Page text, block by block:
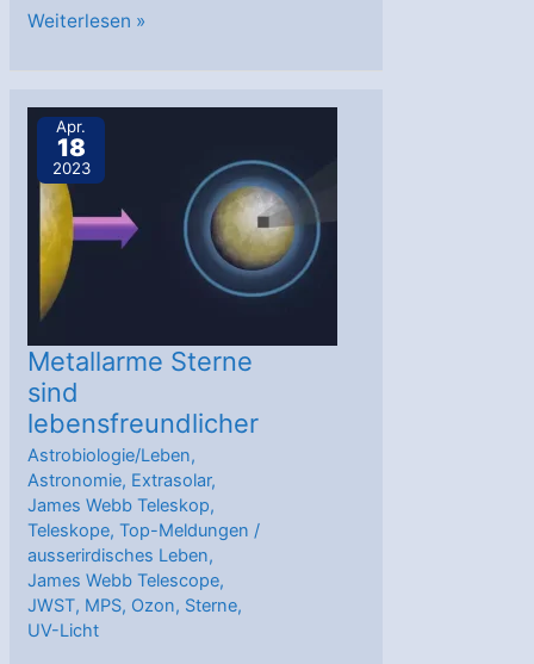
Die
2023
Wien
Ein
Rückblick
mit
Augenzwinkern
Weiterlesen »
Apr.
18
2023
Metallarme Sterne
sind
lebensfreundlicher
Astrobiologie/Leben,
Astronomie, Extrasolar,
James Webb Teleskop,
Teleskope,Top-Meldungen /
ausserirdisches Leben,
James Webb Telescope,
JWST, MPS, Ozon, Sterne,
UV-Licht